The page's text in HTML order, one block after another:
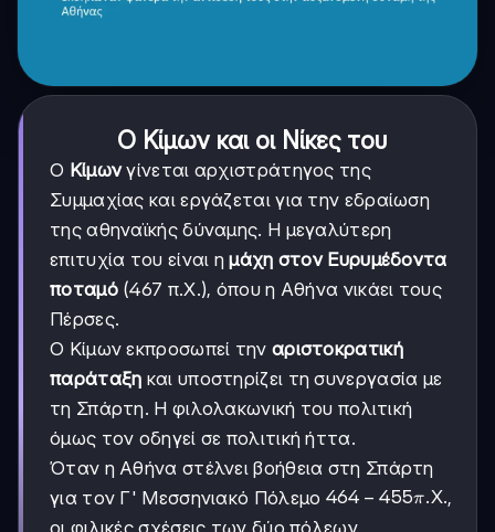
Ο Κίμων και οι Νίκες του
Ο Κίμωνγίνεται αρχιστράτηγος της
Συμμαχίας και εργάζεται για την εδραίωση
της αθηναϊκής δύναμης. Η μεγαλύτερη
επιτυχία του είναι ημάχη στον Ευρυμέδοντα
ποταμό(467 π.Χ.), όπου η Αθήνα νικάει τους
Πέρσες.
Ο Κίμων εκπροσωπεί την αριστοκρατική
παράταξη και υποστηρίζει τη συνεργασία με
τη Σπάρτη. Η φιλολακωνική του πολιτική
όμως τον οδηγεί σε πολιτική ήττα.
Όταν η Αθήνα στέλνει βοήθεια στη Σπάρτη
για τον Γ' Μεσσηνιακό Πόλεμο 464-
455
464 − 455π.X.,
οι φιλικές σχέσεις των δύο πόλεων